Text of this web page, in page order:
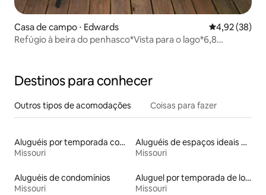
Casa de campo ⋅ Edwards 4,92 de uma
4,92 (38)
Refúgio à beira do penhasco*Vista para o lago*6,8
Destinos para conhecer
Outros tipos de acomodações Coisas para fazer
Aluguéis por temporada com café da manhã
Missouri
Aluguéis de espaços ideais para famílias
Missouri
Aluguéis de condomínios
Missouri
Aluguel por temporada de lofts
Missouri